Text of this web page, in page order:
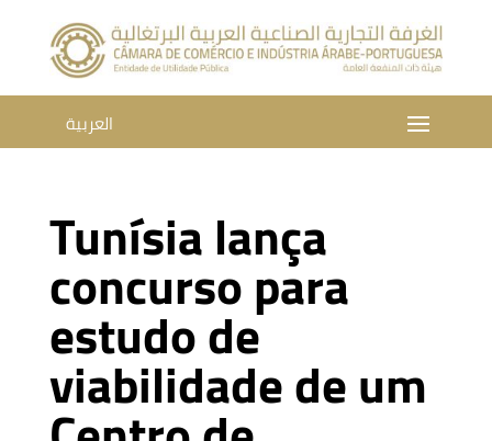
العربية
Tunísia lança
concurso para
estudo de
viabilidade de um